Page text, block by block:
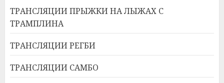
ТРАНСЛЯЦИИ ПРЫЖКИ НА ЛЫЖАХ С
ТРАМПЛИНА
ТРАНСЛЯЦИИ РЕГБИ
ТРАНСЛЯЦИИ САМБО